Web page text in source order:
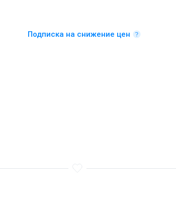
Подписка на снижение цен